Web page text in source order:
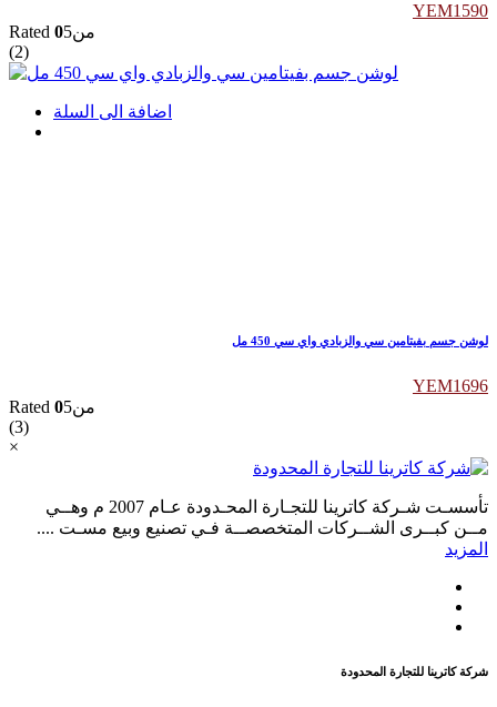
YEM1590
Rated 0 من5
(2)
اضافة الى السلة
لوشن جسم بفيتامين سي والزبادي واي سي 450 مل
YEM1696
Rated 0 من5
(3)
×
تأسسـت شـركة كاترينا للتجـارة المحـدودة عـام 2007 م وھــي
مــن كبــرى الشــركات المتخصصــة فـي تصنيع وبيع مسـت ....
المزيد
شركة كاترينا للتجارة المحدودة